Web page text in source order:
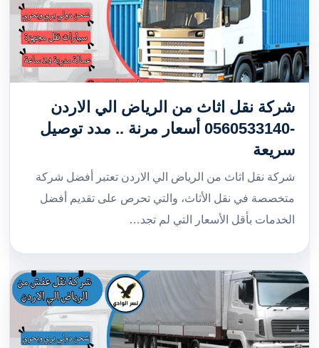
شركة نقل اثاث من الرياض الي الاردن
-0560533140 أسعار مرنة .. مدد توصيل
سريعة
شركة نقل اثاث من الرياض الي الاردن تعتبر أفضل شركة
متخصصة في نقل الأثاث، والتي تحرص على تقديم أفضل
الخدمات بأقل الأسعار التي لم تجد…